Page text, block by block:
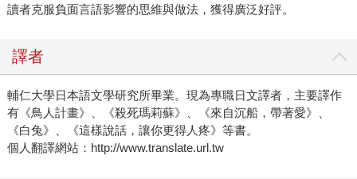
讀者克服負面言語影響的思維與做法，獲得廣泛好評。
譯者
輔仁大學日本語文學研究所畢業。現為專職日文譯者，主要譯作
有《鳥人計畫》、《殺死瑪莉蘇》、《來自沉船，帶著愛》、
《白兔》、《這樣說話，讓你更得人疼》等書。
個人翻譯網站：http://www.translate.url.tw